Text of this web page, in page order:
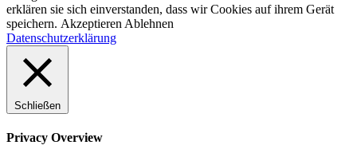
erklären sie sich einverstanden, dass wir Cookies auf ihrem Gerät
speichern. Akzeptieren Ablehnen
Datenschutzerklärung
Schließen
Privacy Overview